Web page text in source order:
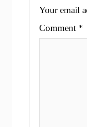
Your email
Comment *